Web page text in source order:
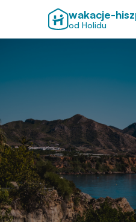
wakacje-
od Holidu